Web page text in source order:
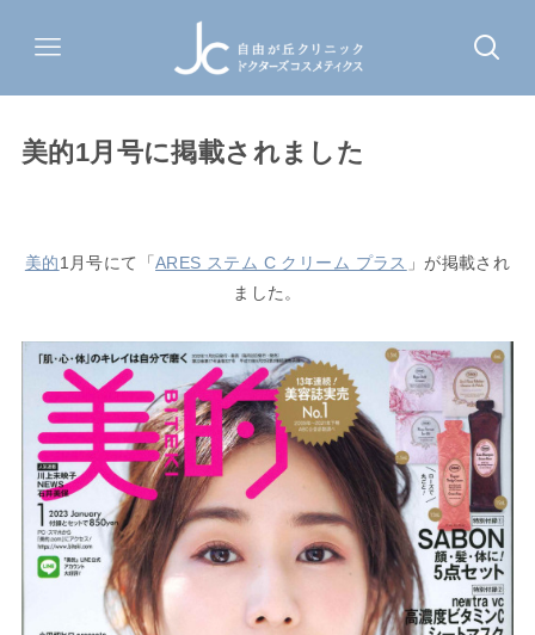
美的1月号に掲載されました
美的1月号にて「ARES ステム C クリーム プラス 」が掲載され
ました。